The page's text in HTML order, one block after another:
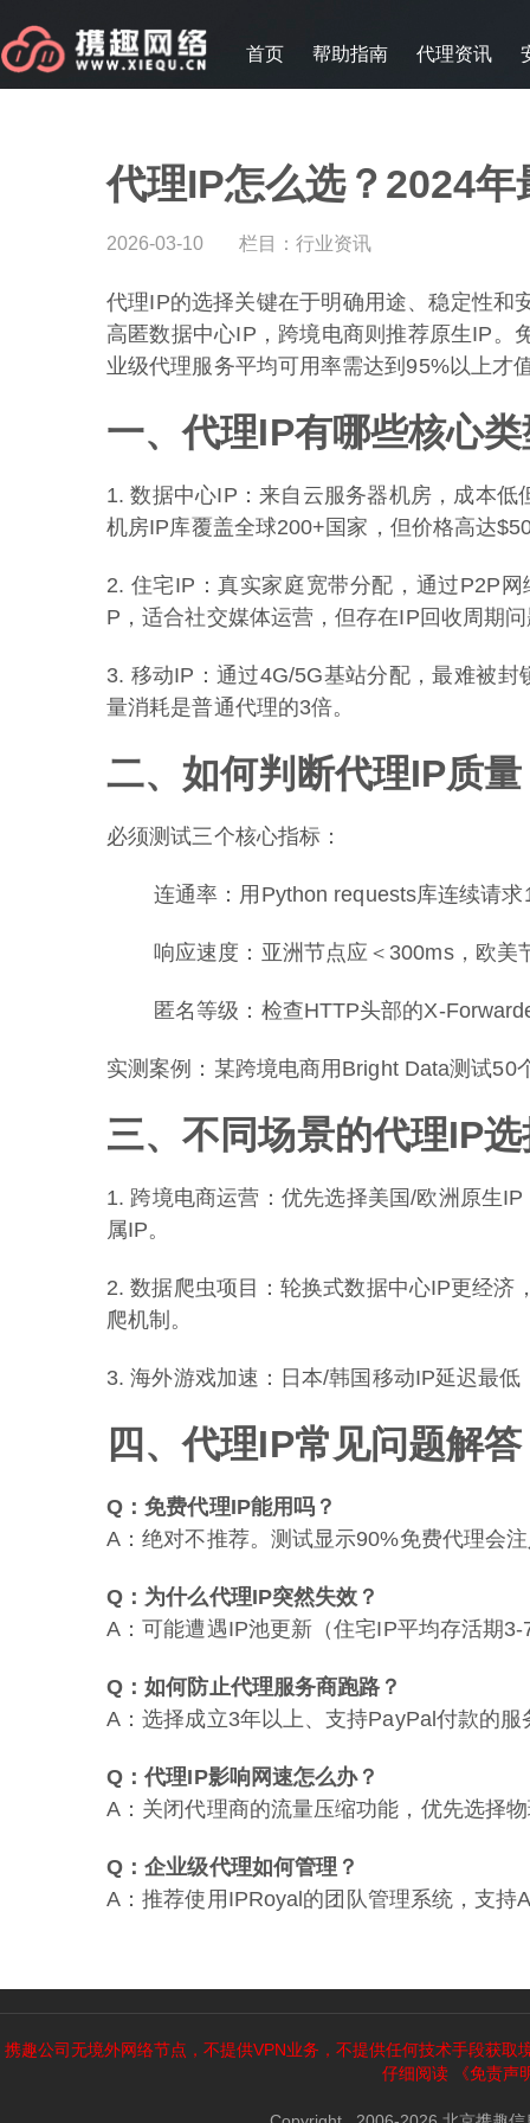
首页 帮助指南 代理资讯
代理IP怎么选？2024年
2026-03-10 栏目： 行业资讯
代理IP的选择关键在于明确用途、稳定性和
高匿数据中心IP，跨境电商则推荐原生IP。
业级代理服务平均可用率需达到95%以上才
一、代理IP有哪些核心
1. 数据中心IP：来自云服务器机房，成本
机房IP库覆盖全球200+国家，但价格高达
2. 住宅IP：真实家庭宽带分配，通过P2P
P，适合社交媒体运营，但存在IP回收周期
3. 移动IP：通过4G/5G基站分配，最难被
量消耗是普通代理的3倍。
二、如何判断代理IP质
必须测试三个核心指标：
连通率：用Python requests库连续请
响应速度：亚洲节点应＜300ms，欧美
匿名等级：检查HTTP头部的X-
实测案例：某跨境电商用Bright Data测试
三、不同场景的代理IP
1. 跨境电商运营：优先选择美国/欧洲原生
属IP。
2. 数据爬虫项目：轮换式数据中心IP更经济
爬机制。
3. 海外游戏加速：日本/韩国移动IP延迟最
四、代理IP常见问题解答
Q：免费代理IP能用吗？
A：绝对不推荐。测试显示90%免费代理会
Q：为什么代理IP突然失效？
A：可能遭遇IP池更新（住宅IP平均存活期
Q：如何防止代理服务商跑路？
A：选择成立3年以上、支持PayPal付款的
Q：代理IP影响网速怎么办？
A：关闭代理商的流量压缩功能，优先选择
Q：企业级代理如何管理？
A：推荐使用IPRoyal的团队管理系统，支持
携趣公司无境外网络节点，不提供VPN业务，不提供任何技术手段获
仔细阅读
《免责声